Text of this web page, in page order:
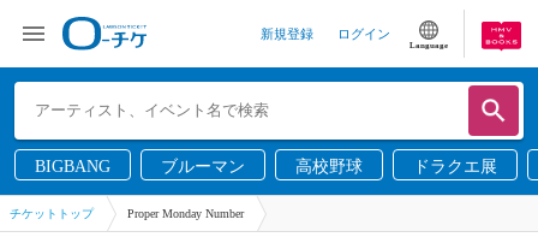
新規登録 ログイン
Language
BIGBANG ブルーマン 高校野球 ドラクエ展
チケットトップ Proper Monday Number